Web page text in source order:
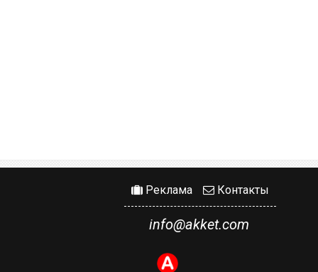
Реклама Контакты
info@akket.com